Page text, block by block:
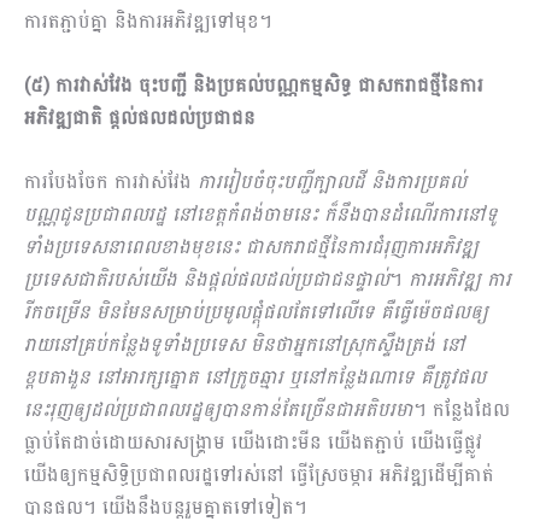
ការតភ្ជាប់គ្នា និងការអភិវឌ្ឍទៅមុខ។
(៥) ការវាស់វែង ចុះបញ្ជី និងប្រគល់បណ្ណកម្មសិទ្ធ ជាសករាជថ្មីនៃការ
អភិវឌ្ឍជាតិ ផ្ដល់ផលដល់ប្រជាជន
ការបែងចែក ការវាស់វែង ការរៀបចំចុះបញ្ជីក្បាលដី និងការប្រគល់
បណ្ណជូនប្រជាពលរដ្ឋ នៅខេត្តកំពង់ចាមនេះ ក៏នឹងបានដំណើរការនៅទូ
ទាំងប្រទេសនាពេលខាងមុខនេះ ជាសករាជថ្មីនៃការជំរុញការអភិវឌ្ឍ
ប្រទេសជាតិរបស់យើង និងផ្ដល់ផលដល់ប្រជាជនផ្ទាល់។ ការអភិវឌ្ឍ ការ
រីកចម្រើន មិនមែនសម្រាប់ប្រមូលផ្ដុំផលតែទៅលើទេ គឺធ្វើម៉េចផលឲ្យ
រាយនៅគ្រប់កន្លែងទូទាំងប្រទេស មិនថាអ្នកនៅស្រុកស្ទឹងត្រង់ នៅ
ខ្ពបតាងួន នៅអារក្សត្នោត នៅក្រូចឆ្មារ ឬនៅកន្លែងណាទេ គឺត្រូវផល
នេះរុញឲ្យដល់ប្រជាពល​រដ្ឋឲ្យបានកាន់តែច្រើនជាអតិបរមា។ កន្លែងដែល
ធ្លាប់តែដាច់ដោយសារសង្រ្គាម យើងដោះមីន យើងតភ្ជាប់ យើងធ្វើផ្លូវ
យើងឲ្យកម្មសិទ្ធិប្រជាពលរដ្ឋទៅរស់នៅ ធ្វើស្រែចម្ការ អភិវឌ្ឍដើម្បីគាត់
បានផល។ យើងនឹងបន្តរួមគ្នាតទៅទៀត។